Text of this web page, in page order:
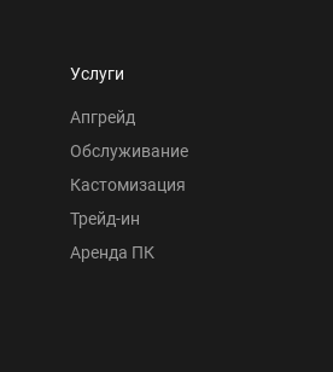
Услуги
Апгрейд
Обслуживание
Кастомизация
Трейд-ин
Аренда ПК